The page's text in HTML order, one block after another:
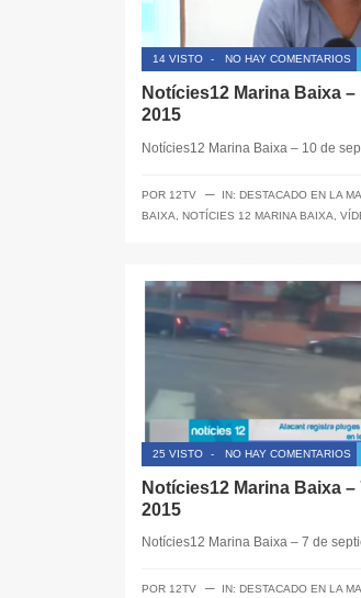
14 VISTO - NO HAY COMENTARIOS
Notícies12 Marina Baixa
2015
Notícies12 Marina Baixa – 10 de
POR 12TV ─ IN: DESTACADO EN LA
BAIXA
NOTÍCIES 12 MARINA BAIXA
25 VISTO - NO HAY COMENTARIOS
Notícies12 Marina Baixa
2015
Notícies12 Marina Baixa – 7 de
POR 12TV ─ IN: DESTACADO EN LA